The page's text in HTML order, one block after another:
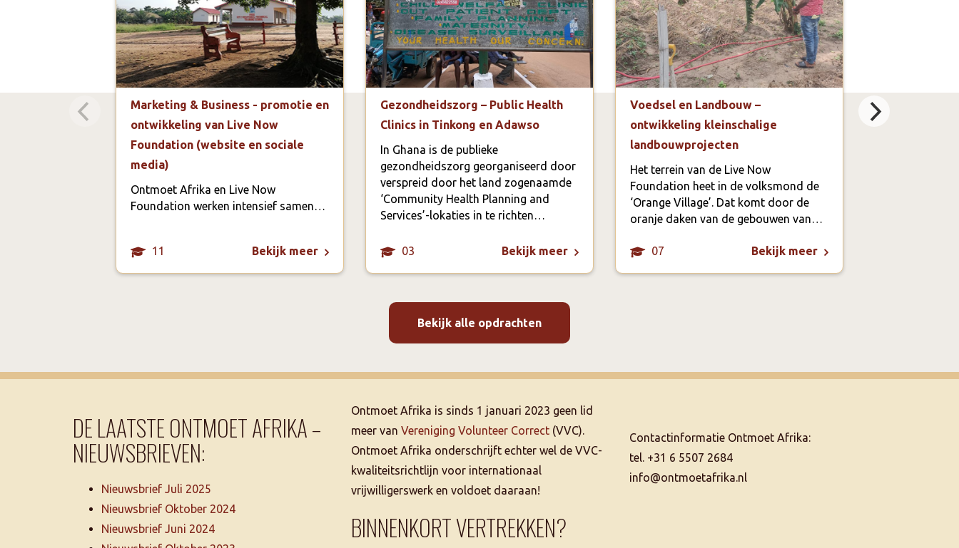
Marketing & Business - promotie en
ontwikkeling van Live Now
Foundation (website en sociale
media)
Ontmoet Afrika en Live Now
Foundation werken intensief samen…
11 Bekijk meer
Gezondheidszorg – Public Health
Clinics in Tinkong en Adawso
In Ghana is de publieke
gezondheidszorg georganiseerd door
verspreid door het land zogenaamde
‘Community Health Planning and
Services’-lokaties in te richten…
03 Bekijk meer
Voedsel en Landbouw –
ontwikkeling kleinschalige
landbouwprojecten
Het terrein van de Live Now
Foundation heet in de volksmond de
‘Orange Village’. Dat komt door de
oranje daken van de gebouwen van…
07 Bekijk meer
Bekijk alle opdrachten
DE LAATSTE ONTMOET AFRIKA –
NIEUWSBRIEVEN:
Nieuwsbrief Juli 2025
Nieuwsbrief Oktober 2024
Nieuwsbrief Juni 2024
Ontmoet Afrika is sinds 1 januari 2023 geen lid
meer van Vereniging Volunteer Correct (VVC).
Ontmoet Afrika onderschrijft echter wel de VVC-
kwaliteitsrichtlijn voor internationaal
vrijwilligerswerk en voldoet daaraan!
BINNENKORT VERTREKKEN?
Contactinformatie Ontmoet Afrika:
tel. +31 6 5507 2684
info@ontmoetafrika.nl